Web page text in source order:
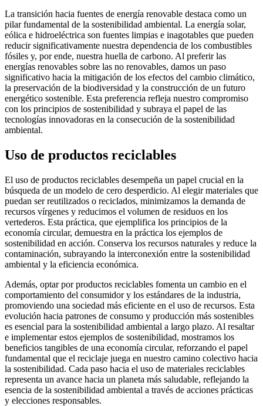
La transición hacia fuentes de energía renovable destaca como un
pilar fundamental de la sostenibilidad ambiental. La energía solar,
eólica e hidroeléctrica son fuentes limpias e inagotables que pueden
reducir significativamente nuestra dependencia de los combustibles
fósiles y, por ende, nuestra huella de carbono. Al preferir las
energías renovables sobre las no renovables, damos un paso
significativo hacia la mitigación de los efectos del cambio climático,
la preservación de la biodiversidad y la construcción de un futuro
energético sostenible. Esta preferencia refleja nuestro compromiso
con los principios de sostenibilidad y subraya el papel de las
tecnologías innovadoras en la consecución de la sostenibilidad
ambiental.
Uso de productos reciclables
El uso de productos reciclables desempeña un papel crucial en la
búsqueda de un modelo de cero desperdicio. Al elegir materiales que
puedan ser reutilizados o reciclados, minimizamos la demanda de
recursos vírgenes y reducimos el volumen de residuos en los
vertederos. Esta práctica, que ejemplifica los principios de la
economía circular, demuestra en la práctica los ejemplos de
sostenibilidad en acción. Conserva los recursos naturales y reduce la
contaminación, subrayando la interconexión entre la sostenibilidad
ambiental y la eficiencia económica.
Además, optar por productos reciclables fomenta un cambio en el
comportamiento del consumidor y los estándares de la industria,
promoviendo una sociedad más eficiente en el uso de recursos. Esta
evolución hacia patrones de consumo y producción más sostenibles
es esencial para la sostenibilidad ambiental a largo plazo. Al resaltar
e implementar estos ejemplos de sostenibilidad, mostramos los
beneficios tangibles de una economía circular, reforzando el papel
fundamental que el reciclaje juega en nuestro camino colectivo hacia
la sostenibilidad. Cada paso hacia el uso de materiales reciclables
representa un avance hacia un planeta más saludable, reflejando la
esencia de la sostenibilidad ambiental a través de acciones prácticas
y elecciones responsables.